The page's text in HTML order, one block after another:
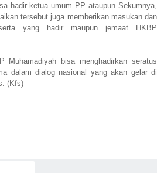
hadir ketua umum PP ataupun Sekumnya,
tersebut juga memberikan masukan dan
yang hadir maupun jemaat HKBP
Muhamadiyah bisa menghadirkan seratus
dalam dialog nasional yang akan gelar di
(Kfs)